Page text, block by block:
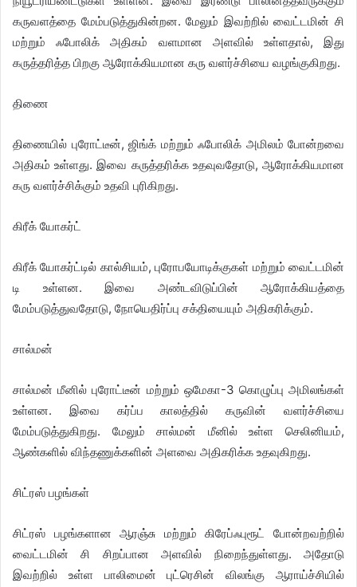
கருவளத்தை மேம்படுத்துகின்றன. மேலும் இவற்றில் வைட்டமின் சி
மற்றும் ஃபோலிக் அதிகம் வளமான அளவில் உள்ளதால், இது
கருத்தரித்த பிறகு ஆரோக்கியமான கரு வளர்ச்சியை வழங்குகிறது.
திணை
திணையில் புரோட்டீன், ஜிங்க் மற்றும் ஃபோலிக் அமிலம் போன்றவை
அதிகம் உள்ளது. இவை கருத்தரிக்க உதவுவதோடு, ஆரோக்கியமான
கரு வளர்ச்சிக்கும் உதவி புரிகிறது.
கிரீக் யோகர்ட்
கிரீக் யோகர்ட்டில் கால்சியம், புரோபயோடிக்குகள் மற்றும் வைட்டமின்
டி உள்ளன. இவை அண்டவிடுப்பின் ஆரோக்கியத்தை
மேம்படுத்துவதோடு, நோயெதிர்ப்பு சக்தியையும் அதிகரிக்கும்.
சால்மன்
சால்மன் மீனில் புரோட்டீன் மற்றும் ஒமேகா-3 கொழுப்பு அமிலங்கள்
உள்ளன. இவை கர்ப்ப காலத்தில் கருவின் வளர்ச்சியை
மேம்படுத்துகிறது. மேலும் சால்மன் மீனில் உள்ள செலினியம்,
ஆண்களில் விந்தணுக்களின் அளவை அதிகரிக்க உதவுகிறது.
சிட்ரஸ் பழங்கள்
சிட்ரஸ் பழங்களான ஆரஞ்சு மற்றும் கிரேப்ஃபுரூட் போன்றவற்றில்
வைட்டமின் சி சிறப்பான அளவில் நிறைந்துள்ளது. அதோடு
இவற்றில் உள்ள பாலிமைன் புட்ரெசின் விலங்கு ஆராய்ச்சியில்